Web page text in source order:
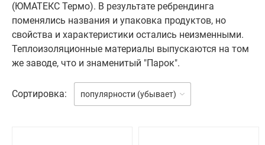
(ЮМАТЕКС Термо). В результате ребрендинга
поменялись названия и упаковка продуктов, но
свойства и характеристики остались неизменными.
Теплоизоляционные материалы выпускаются на том
же заводе, что и знаменитый "Парок".
Сортировка: популярности (убывает)